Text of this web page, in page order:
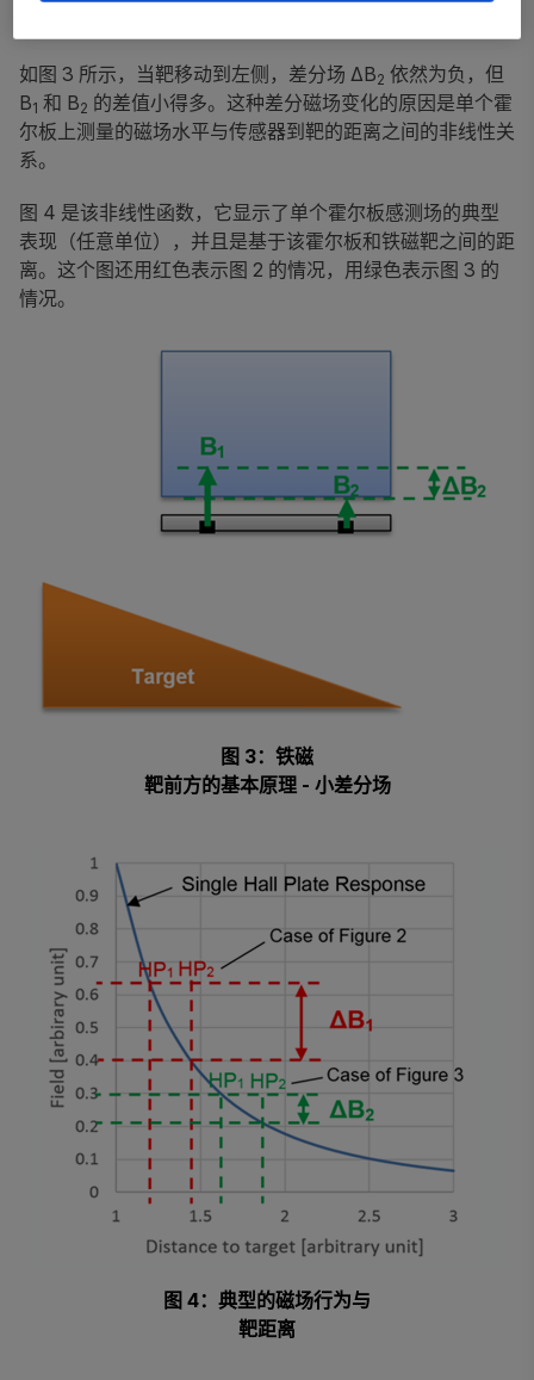
如图 3 所示，当靶移动到左侧，差分场 ΔB2 依然为负，但
B1 和 B2 的差值小得多。这种差分磁场变化的原因是单个霍
尔板上测量的磁场水平与传感器到靶的距离之间的非线性关
系。
图 4 是该非线性函数，它显示了单个霍尔板感测场的典型
表现（任意单位），并且是基于该霍尔板和铁磁靶之间的距
离。这个图还用红色表示图 2 的情况，用绿色表示图 3 的
情况。
图 3：铁磁
靶前方的基本原理 - 小差分场
图 4：典型的磁场行为与
靶距离